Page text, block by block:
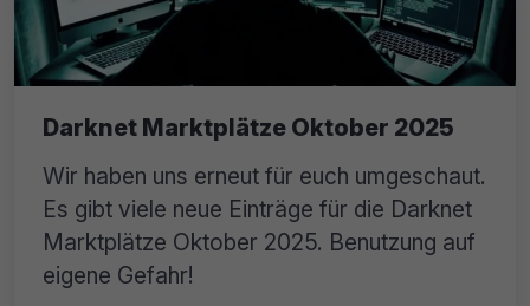
Darknet Marktplätze Oktober 2025
Wir haben uns erneut für euch umgeschaut.
Es gibt viele neue Einträge für die Darknet
Marktplätze Oktober 2025. Benutzung auf
eigene Gefahr!